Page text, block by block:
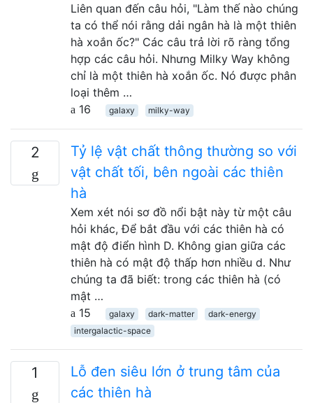
Liên quan đến câu hỏi, "Làm thế nào chúng
ta có thể nói rằng dải ngân hà là một thiên
hà xoắn ốc?" Các câu trả lời rõ ràng tổng
hợp các câu hỏi. Nhưng Milky Way không
chỉ là một thiên hà xoắn ốc. Nó được phân
loại thêm …
16
galaxy milky-way
2
Tỷ lệ vật chất thông thường so với
vật chất tối, bên ngoài các thiên
hà
Xem xét nói sơ đồ nổi bật này từ một câu
hỏi khác, Để bắt đầu với các thiên hà có
mật độ điển hình D. Không gian giữa các
thiên hà có mật độ thấp hơn nhiều d. Như
chúng ta đã biết: trong các thiên hà (có
mật …
15
galaxy dark-matter
dark-energy
intergalactic-space
1
Lỗ đen siêu lớn ở trung tâm của
các thiên hà